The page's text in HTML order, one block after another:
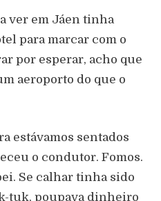
ver em Jáen tinha
para marcar com o
por esperar, acho que
aeroporto do que o
estávamos sentados
o condutor. Fomos.
Se calhar tinha sido
tuk, poupava dinheiro